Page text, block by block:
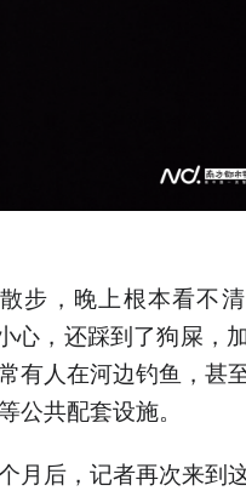
步，晚上根本看不
心，还踩到了狗屎，
有人在河边钓鱼，甚
公共配套设施。
月后，记者再次来到